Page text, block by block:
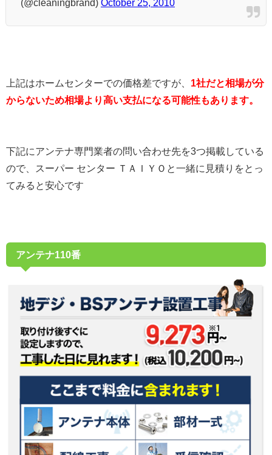
(@cleaningbrand) October 25, 2010
上記はホームセンターでの価格差ですが、 1社だと相場が分
からないため相場より高い支払になる可能性もあります。
下記にアンテナ専門業者の問い合わせ先を3つ掲載している
ので、スーパー センター ＴＡＩＹＯと一緒に見積りをとっ
てみると安心です
アンテナ110番